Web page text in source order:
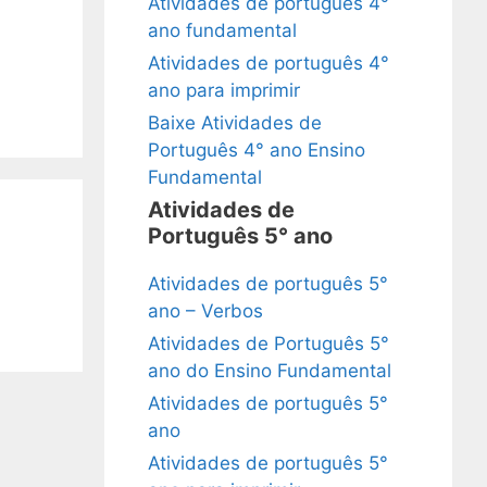
ano fundamental
Atividades de português 4°
ano para imprimir
Baixe Atividades de
Português 4° ano Ensino
Fundamental
Atividades de
Português 5° ano
Atividades de português 5°
ano – Verbos
Atividades de Português 5°
ano do Ensino Fundamental
Atividades de português 5°
ano
Atividades de português 5°